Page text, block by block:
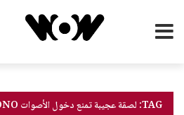
TAG: لصقة عجيبة تمنع دخول الأصوات SONO